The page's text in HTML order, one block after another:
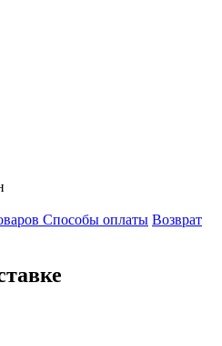
Способы оплаты Возврат